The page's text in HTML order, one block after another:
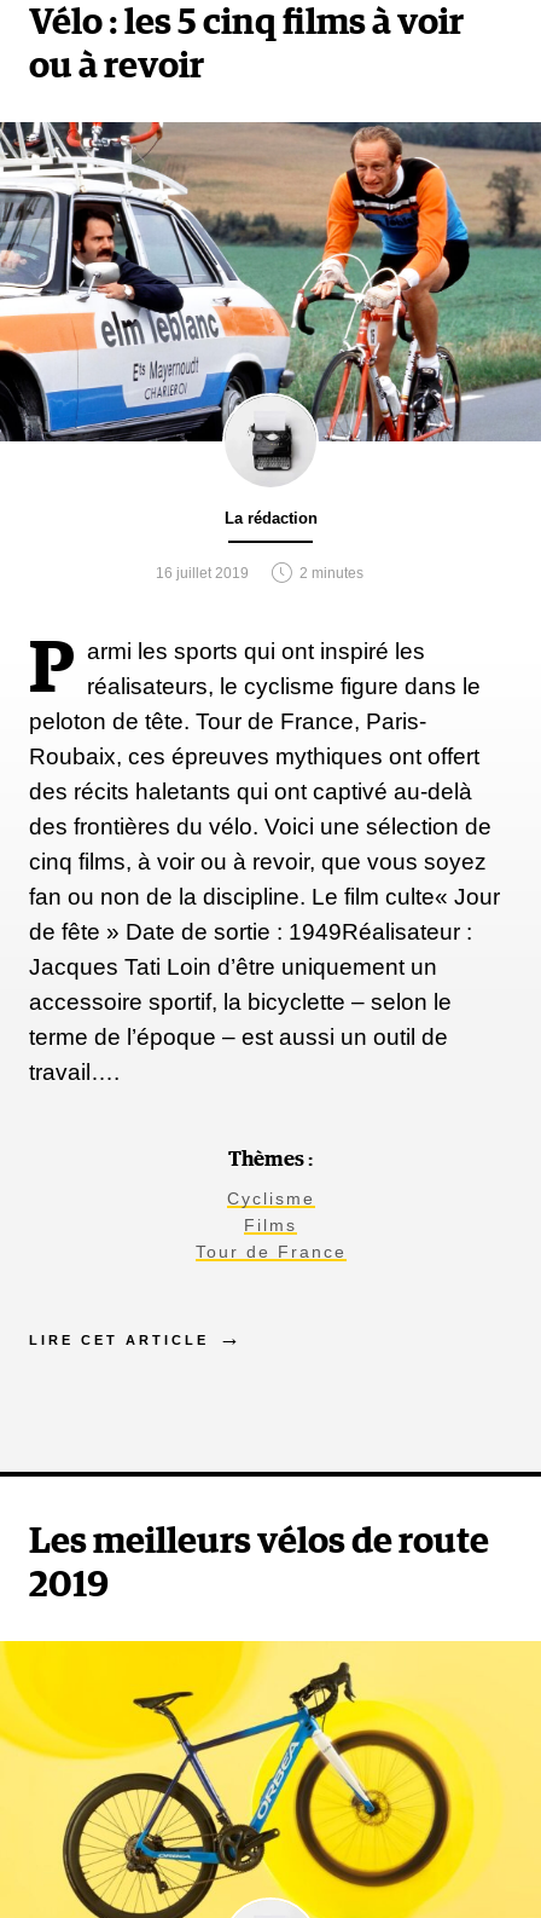
Vélo : les 5 cinq films à voir
ou à revoir
La rédaction
16 juillet 2019 2 minutes
P armi les sports qui ont inspiré les
réalisateurs, le cyclisme figure dans le
peloton de tête. Tour de France, Paris-
Roubaix, ces épreuves mythiques ont offert
des récits haletants qui ont captivé au-delà
des frontières du vélo. Voici une sélection de
cinq films, à voir ou à revoir, que vous soyez
fan ou non de la discipline. Le film culte« Jour
de fête » Date de sortie : 1949Réalisateur :
Jacques Tati Loin d’être uniquement un
accessoire sportif, la bicyclette – selon le
terme de l’époque – est aussi un outil de
travail….
Thèmes :
Cyclisme
Films
Tour de France
LIRE CET ARTICLE
Les meilleurs vélos de route
2019